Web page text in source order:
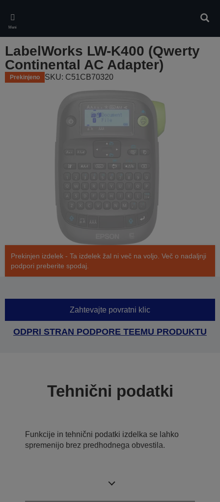
main
content
Meni
LabelWorks LW-K400 (Qwerty
Continental AC Adapter)
Prekinjeno SKU: C51CB70320
Prekinjen izdelek - Ta izdelek žal ni več na voljo. Več o nadaljnji
podpori preberite spodaj.
Zahtevajte povratni klic
ODPRI STRAN PODPORE TEEMU PRODUKTU
Tehnični podatki
Funkcije in tehnični podatki izdelka se lahko
spremenijo brez predhodnega obvestila.
Kaj je v škatli